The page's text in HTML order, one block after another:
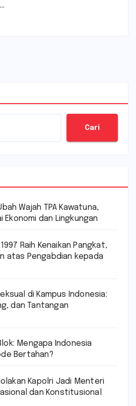
Cari
Wajah TPA Kawatuna,
Ekonomi dan Lingkungan
Raih Kenaikan Pangkat,
atas Pengabdian kepada
di Kampus Indonesia:
dan Tantangan
Mengapa Indonesia
Bertahan?
Kapolri Jadi Menteri
dan Konstitusional